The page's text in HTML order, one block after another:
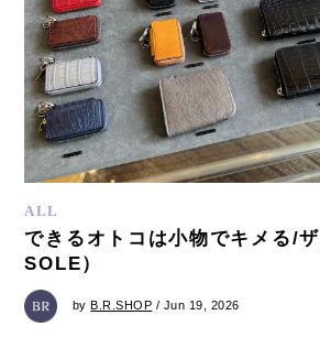
ALL
できるオトコは小物でキメる/
SOLE）
byB.R.SHOP / Jun 19, 2026